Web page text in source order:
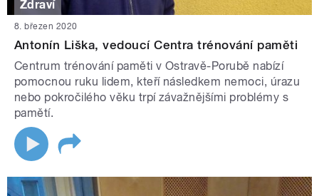
Zdraví
8. březen 2020
Antonín Liška, vedoucí Centra trénování paměti
Centrum trénování paměti v Ostravě-Porubě nabízí
pomocnou ruku lidem, kteří následkem nemoci, úrazu
nebo pokročilého věku trpí závažnějšími problémy s
pamětí.